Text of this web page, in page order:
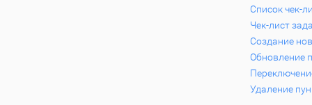
Список чек-
Чек-лист
Создание
Обновление
Удаление